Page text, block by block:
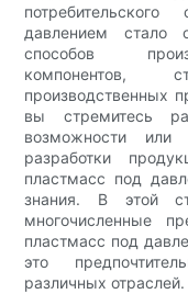
давлением стало
способов
компонентов,
производственных
вы стремитесь
возможности или
разработки
пластмасс под
знания. В этой
многочисленные
пластмасс под
это
различных отраслей.